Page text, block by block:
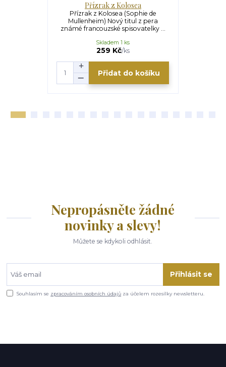
Přízrak z Kolosea
Přízrak z Kolosea (Sophie de
Mullenheim) Nový titul z pera
známé francouzské spisovatelky ...
259 Kč/ks
Skladem 1 ks
Přidat do košíku
Nepropásněte žádné
novinky a slevy!
Můžete se kdykoli odhlásit.
Přihlásit se
Souhlasím se zpracováním osobních údajů za účelem rozesílky newsletteru.